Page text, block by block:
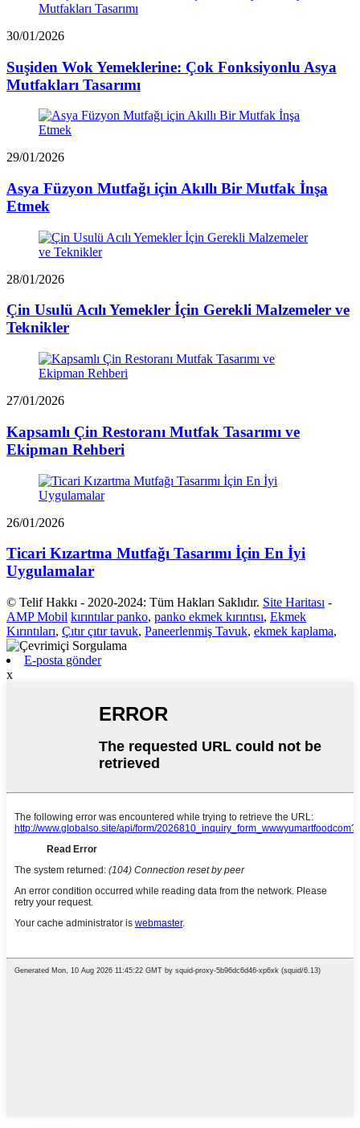
30/01/2026
Suşiden Wok Yemeklerine: Çok Fonksiyonlu Asya
Mutfakları Tasarımı
29/01/2026
Asya Füzyon Mutfağı için Akıllı Bir Mutfak İnşa
Etmek
28/01/2026
Çin Usulü Acılı Yemekler İçin Gerekli Malzemeler ve
Teknikler
27/01/2026
Kapsamlı Çin Restoranı Mutfak Tasarımı ve
Ekipman Rehberi
26/01/2026
Ticari Kızartma Mutfağı Tasarımı İçin En İyi
Uygulamalar
© Telif Hakkı - 2020-2024: Tüm Hakları Saklıdır. Site Haritası -
AMP Mobil kırıntılar panko, panko ekmek kırıntısı, Ekmek
Kırıntıları, Çıtır çıtır tavuk, Paneerlenmiş Tavuk, ekmek kaplama,
E-posta gönder
x